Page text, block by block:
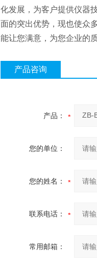
化发展，为客户提供仪器
面的突出优势，现也使众
能让您满意，为您企业的
产品咨询
产品：
您的单位：
您的姓名：
联系电话：
常用邮箱：